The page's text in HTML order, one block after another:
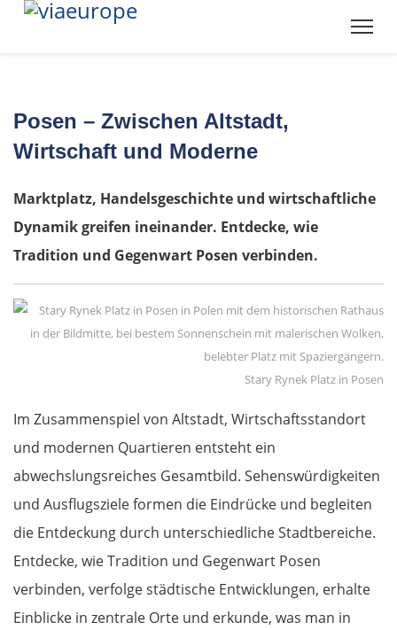
Posen – Zwischen Altstadt,
Wirtschaft und Moderne
Marktplatz, Handelsgeschichte und wirtschaftliche
Dynamik greifen ineinander. Entdecke, wie
Tradition und Gegenwart Posen verbinden.
Stary Rynek Platz in Posen
Im Zusammenspiel von Altstadt, Wirtschaftsstandort
und modernen Quartieren entsteht ein
abwechslungsreiches Gesamtbild. Sehenswürdigkeiten
und Ausflugsziele formen die Eindrücke und begleiten
die Entdeckung durch unterschiedliche Stadtbereiche.
Entdecke, wie Tradition und Gegenwart Posen
verbinden, verfolge städtische Entwicklungen, erhalte
Einblicke in zentrale Orte und erkunde, was man in